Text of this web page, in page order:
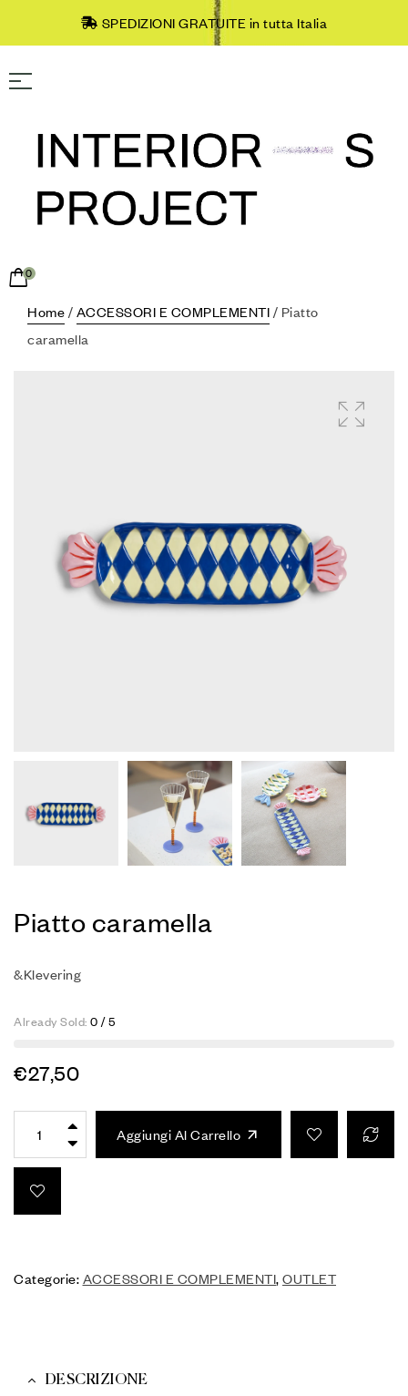
SPEDIZIONI GRATUITE in tutta Italia
0
Home / ACCESSORI E COMPLEMENTI / Piatto
caramella
Piatto caramella
&Klevering
Already Sold: 0 / 5
€27,50
Aggiungi Al Carrello
Categorie: ACCESSORI E COMPLEMENTI, OUTLET
DESCRIZIONE